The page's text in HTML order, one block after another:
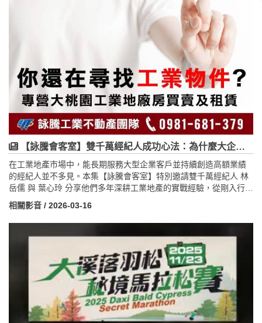
【詠騰會客室】雙千萬經紀人成功心法：為什麼大企業只找他們？工業地產成交背後的真實故事
在工業地產市場中，能長期服務大型企業客戶並持續創造高額業績
的經紀人並不多見。本集【詠騰會客室】特別邀請雙千萬經紀人 林
岳儒 與 葉心玲 分享他們多年深耕工業地產的實戰經驗，從剛入行時
的磨合與摸索，到如今能為上市公司規劃廠房與產業布局，他們的
成功並非偶然，而是來自於清楚的分工合作、顧問式銷售思維以及
長期建立的企業信任關係。文章深入解析工業地產交易與一般住宅
仲介的差異，並透過實際案例說明企業在選擇廠房與工業用地時真
正關注的關鍵因素，例如交通物流、產業聚落、土地使用條件與未
來擴廠可能性。同時也揭露雙千萬經紀人背後的成交心法：如何透
過團隊合作讓 1+1大於2，以及如何從單純的仲介角色，轉變為企業
決策過程中的專業顧問。透過詠騰工商團隊的市場觀察與實務經
驗，本篇文章不僅分享工業地產成交的核心思維，也提供想進入商
用不動產領域的人一份實用的參考指南。如果你想了解大型企業為
什麼只信任少數幾位經紀人，以及成功的工業地產顧問究竟具備哪
相關影音 / 2026-03-16